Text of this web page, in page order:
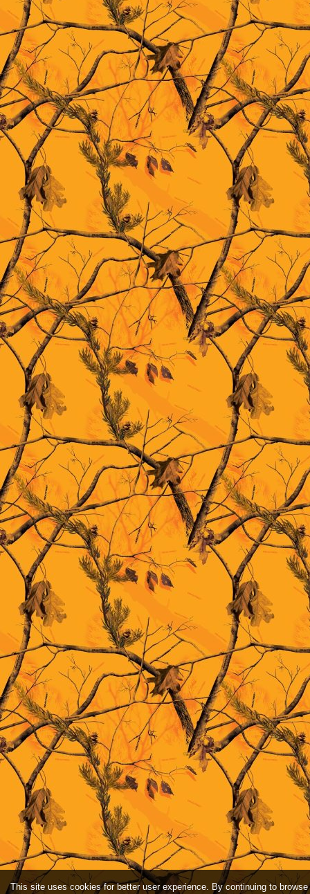
This site uses cookies for better user experience. By continuing to